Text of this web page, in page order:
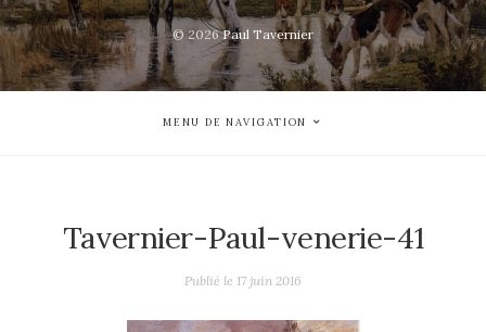
© 2026Paul Tavernier
MENU DE NAVIGATION
Tavernier-Paul-venerie-41
Publié le 17 juin 2016